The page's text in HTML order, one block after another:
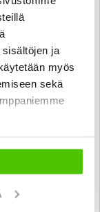
ja
myös
sekä